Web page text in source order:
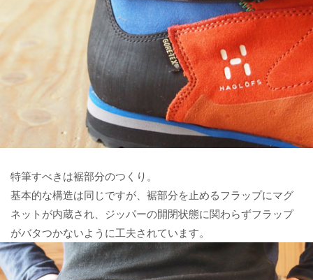
特筆すべきは裾部分のつくり。
基本的な構造は同じですが、裾部分を止めるフラップにマグ
ネットが内蔵され、ジッパーの開閉状態に関わらずフラップ
がバタつかないように工夫されています。